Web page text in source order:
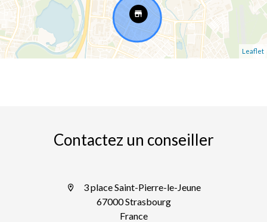
Leaflet
Contactez un conseiller
3 place Saint-Pierre-le-Jeune
67000 Strasbourg
France